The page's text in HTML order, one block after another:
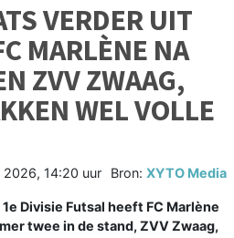
VERDER UIT
MARLÈNE NA
ZVV ZWAAG,
WEL VOLLE
2026, 14:20 uur Bron: XYTO Media
1e Divisie Futsal heeft FC Marlène
twee in de stand, ZVV Zwaag,